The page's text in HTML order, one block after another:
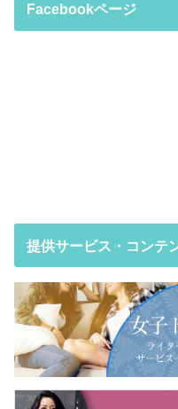
Facebookページ
提供サービス・コンテ